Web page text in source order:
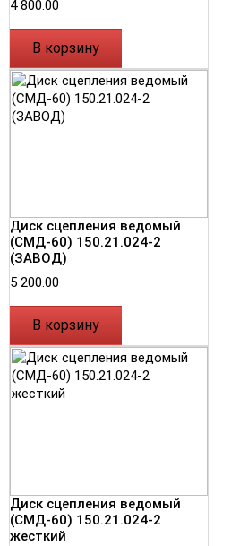
4 800.00
В корзину
Диск сцепления ведомый
(СМД-60) 150.21.024-2
(ЗАВОД)
5 200.00
В корзину
Диск сцепления ведомый
(СМД-60) 150.21.024-2
жесткий